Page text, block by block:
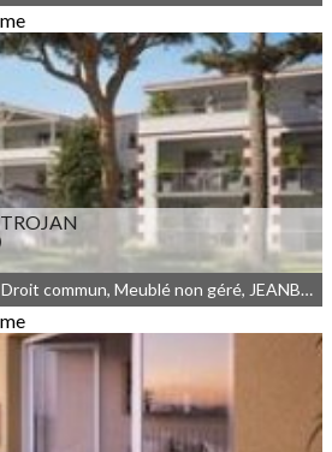
€
€
LLI, Résidence Principale, Droit commun, Meublé non géré, JEANBRUN, LLI_JEANBRUN